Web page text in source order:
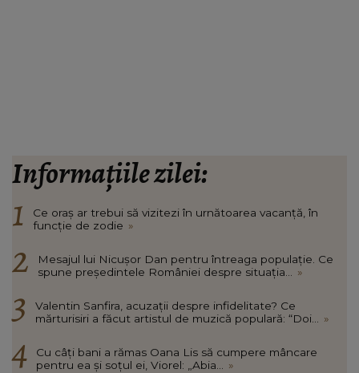
Informațiile zilei:
Ce oraș ar trebui să vizitezi în urnătoarea vacanță, în
funcție de zodie »
Mesajul lui Nicușor Dan pentru întreaga populație. Ce
spune președintele României despre situația...
»
Valentin Sanfira, acuzații despre infidelitate? Ce
mărturisiri a făcut artistul de muzică populară: “Doi...
»
Cu câți bani a rămas Oana Lis să cumpere mâncare
pentru ea și soțul ei, Viorel: „Abia...
»